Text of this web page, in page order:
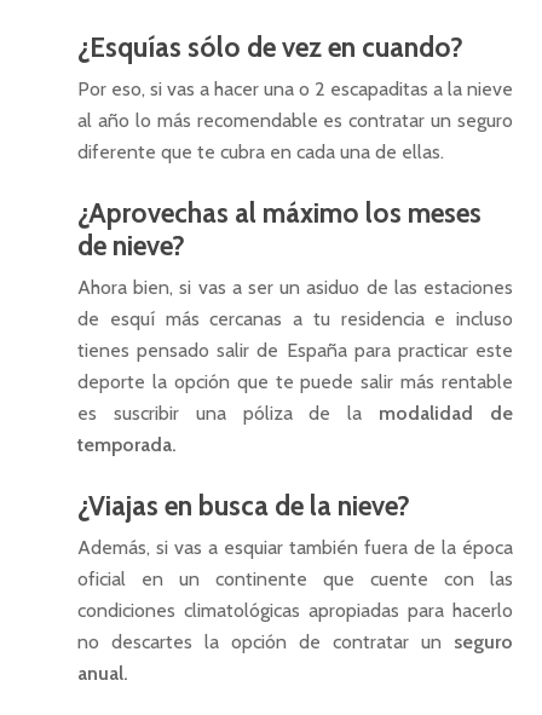
¿Esquías sólo de vez en cuando?
Por eso, si vas a hacer una o 2 escapaditas a la nieve
al año lo más recomendable es contratar un seguro
diferente que te cubra en cada una de ellas.
¿Aprovechas al máximo los meses
de nieve?
Ahora bien, si vas a ser un asiduo de las estaciones
de esquí más cercanas a tu residencia e incluso
tienes pensado salir de España para practicar este
deporte la opción que te puede salir más rentable
es suscribir una póliza de la modalidad de
temporada.
¿Viajas en busca de la nieve?
Además, si vas a esquiar también fuera de la época
oficial en un continente que cuente con las
condiciones climatológicas apropiadas para hacerlo
no descartes la opción de contratar un seguro
anual.